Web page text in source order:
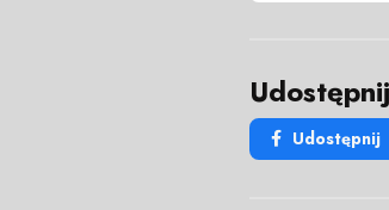
Udostępnij
Udostępnij